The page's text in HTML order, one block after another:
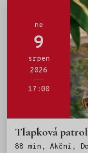
ne
9
srpen
2026
17:00
Tlapková
88 min, Akční,